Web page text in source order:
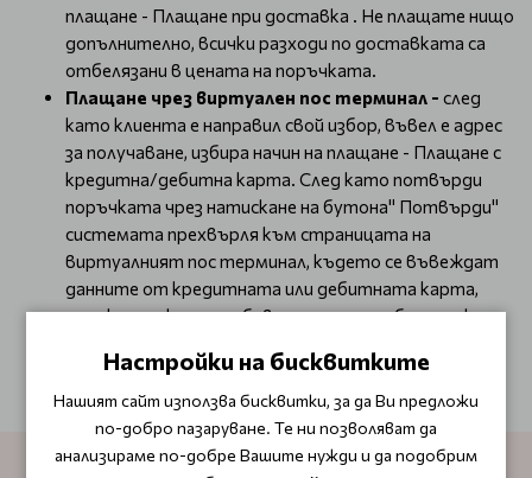
плащане - Плащане при доставка . Не плащате нищо
допълнително, всички разходи по доставката са
отбелязани в цената на поръчката.
Плащане чрез виртуален пос терминал - след
като клиента е направил свой избор, въвел е адрес
за получаване, избира начин на плащане - Плащане с
кредитна/дебитна карта. След като потвърди
поръчката чрез натискане на бутона" Потвърди"
системата прехвърля към страницата на
виртуалният пос терминал, където се въвеждат
данните от кредитната или дебитната карта,
след което клиента бива препратен обратно към
плащането е било успешно
Настройки на бисквитките
Нашият сайт използва бисквитки, за да Ви предложи
по-добро пазаруване. Те ни позволяват да
анализираме по-добре Вашите нужди и да подобрим